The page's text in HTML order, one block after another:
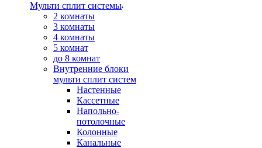
Мульти сплит системы
2 комнаты
3 комнаты
4 комнаты
5 комнат
до 8 комнат
Внутренние блоки
мульти сплит систем
Настенные
Кассетные
Напольно-
потолочные
Колонные
Канальные